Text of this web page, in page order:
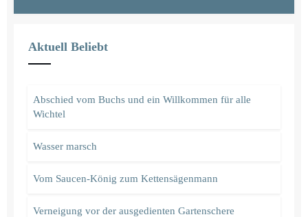
Aktuell Beliebt
Abschied vom Buchs und ein Willkommen für alle
Wichtel
Wasser marsch
Vom Saucen-König zum Kettensägenmann
Verneigung vor der ausgedienten Gartenschere